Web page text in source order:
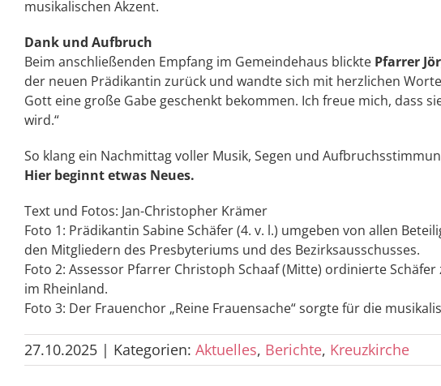
musikalischen Akzent.
Dank und Aufbruch
Beim anschließenden Empfang im Gemeindehaus blickte Pfarrer
der neuen Prädikantin zurück und wandte sich mit herzlichen
Gott eine große Gabe geschenkt bekommen. Ich freue mich, dass
wird.“
So klang ein Nachmittag voller Musik, Segen und
Hier beginnt etwas Neues.
Text und Fotos: Jan-Christopher Krämer
Foto 1: Prädikantin Sabine Schäfer (4. v. l.) umgeben von allen
den Mitgliedern des Presbyteriums und des Bezirksausschusses.
Foto 2: Assessor Pfarrer Christoph Schaaf (Mitte) ordinierte
im Rheinland.
Foto 3: Der Frauenchor „Reine Frauensache“ sorgte für die
27.10.2025 | Kategorien: Aktuelles, Berichte, Kreuzkirche